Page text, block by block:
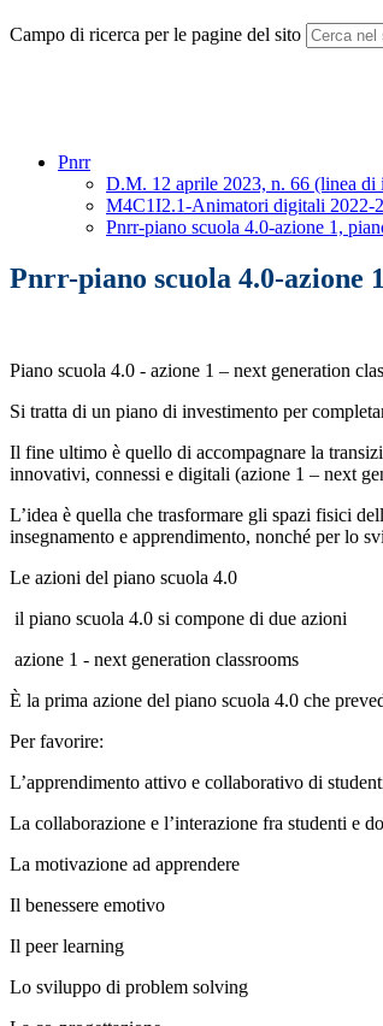
Campo di ricerca per le pagine del sito
Pnrr
D.M. 12 aprile 2023, n. 66 (linea di
M4C1I2.1-Animatori digitali 2022-
Pnrr-piano scuola 4.0-azione 1,
Pnrr-piano scuola 4.0-azione
Piano scuola 4.0 - azione 1 – next generation
Si tratta di un piano di investimento per
Il fine ultimo è quello di accompagnare la
innovativi, connessi e digitali (azione 1 – next
L’idea è quella che trasformare gli spazi fisici
insegnamento e apprendimento, nonché per lo
Le azioni del piano scuola 4.0
il piano scuola 4.0 si compone di due azioni
azione 1 - next generation classrooms
È la prima azione del piano scuola 4.0 che
Per favorire:
L’apprendimento attivo e collaborativo di
La collaborazione e l’interazione fra studenti e
La motivazione ad apprendere
Il benessere emotivo
Il peer learning
Lo sviluppo di problem solving